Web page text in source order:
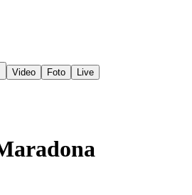
Video Foto
Live